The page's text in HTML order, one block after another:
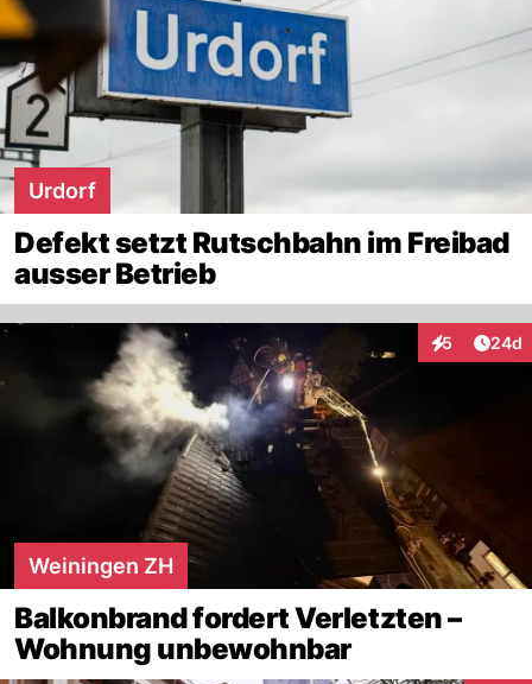
Urdorf
Defekt setzt Rutschbahn im Freibad
ausser Betrieb
5
Interaktionen
24d
Weiningen ZH
Balkonbrand fordert Verletzten –
Wohnung unbewohnbar